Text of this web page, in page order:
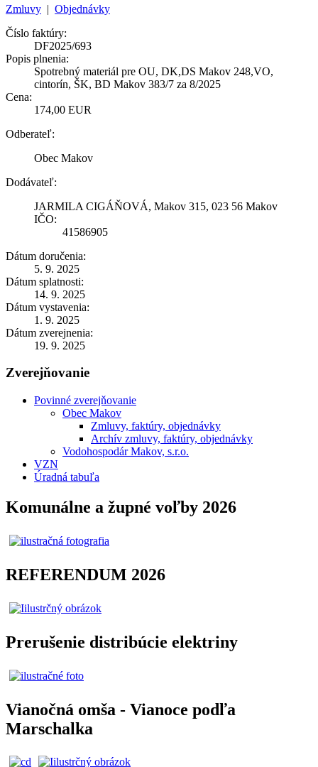
Zmluvy | Objednávky
Číslo faktúry:
DF2025/693
Popis plnenia:
Spotrebný materiál pre OU, DK,DS Makov 248,VO,
cintorín, ŠK, BD Makov 383/7 za 8/2025
Cena:
174,00 EUR
Odberateľ:
Obec Makov
Dodávateľ:
JARMILA CIGÁŇOVÁ, Makov 315, 023 56 Makov
IČO:
41586905
Dátum doručenia:
5. 9. 2025
Dátum splatnosti:
14. 9. 2025
Dátum vystavenia:
1. 9. 2025
Dátum zverejnenia:
19. 9. 2025
Zverejňovanie
Povinné zverejňovanie
Obec Makov
Zmluvy, faktúry, objednávky
Archív zmluvy, faktúry, objednávky
Vodohospodár Makov, s.r.o.
VZN
Úradná tabuľa
Komunálne a župné voľby 2026
REFERENDUM 2026
Prerušenie distribúcie elektriny
Vianočná omša - Vianoce podľa
Marschalka